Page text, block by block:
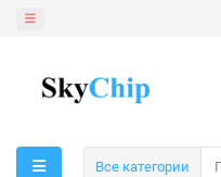
Все категории